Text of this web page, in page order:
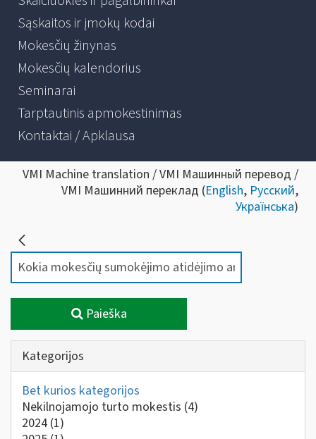
Sąskaitos ir įmokų kodai
Mokesčių žinynas
Mokesčių kalendorius
Seminarai
Tarptautinis apmokestinimas
Kontaktai / Apklausa
VMI Machine translation / VMI Машинный перевод /
VMI Машинний переклад (English, Русский,
Українська)
Paieška
Kategorijos
Bet kurios kategorijos
Nekilnojamojo turto mokestis (4)
2024 (1)